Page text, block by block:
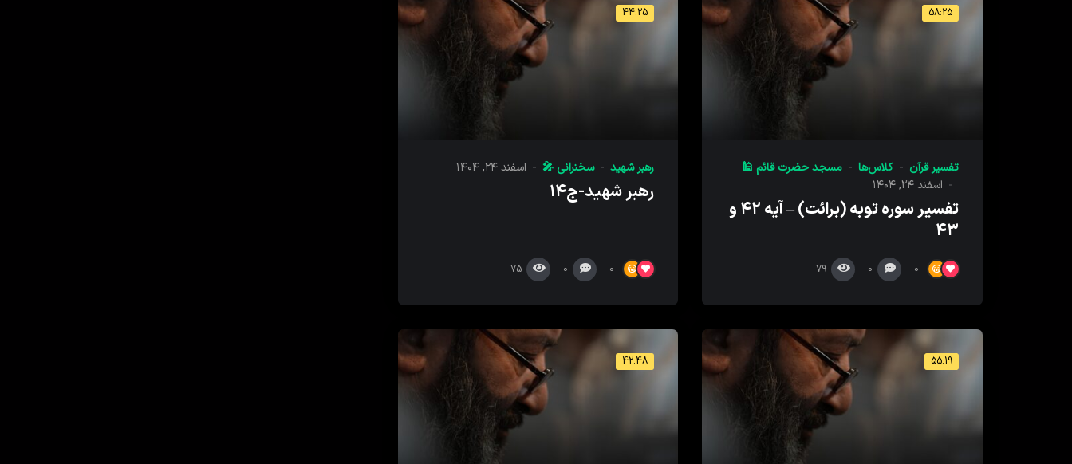
58:25
تفسیر قرآن کلاس‌ها
مسجد حضرت قائم 🕌
اسفند ۲۴, ۱۴۰۴
تفسیر سوره توبه (برائت) – آیه ۴۲ و
۴۳
0
0
79
44:25
رهبر شهید سخنرانی 🎤 اسفند ۲۴, ۱۴۰۴
رهبر شهید-ج۱۴
0
0
75
55:19
42:48